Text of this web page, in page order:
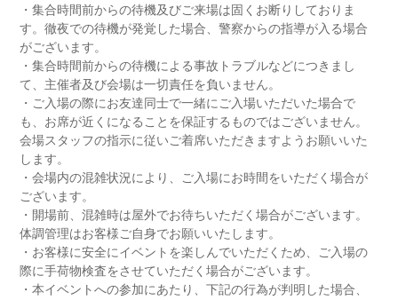
・集合時間前からの待機及びご来場は固くお断りしておりま
す。徹夜での待機が発覚した場合、警察からの指導が入る場合
がございます。
・集合時間前からの待機による事故トラブルなどにつきまし
て、主催者及び会場は一切責任を負いません。
・ご入場の際にお友達同士で一緒にご入場いただいた場合で
も、お席が近くになることを保証するものではございません。
会場スタッフの指示に従いご着席いただきますようお願いいた
します。
・会場内の混雑状況により、ご入場にお時間をいただく場合が
ございます。
・開場前、混雑時は屋外でお待ちいただく場合がございます。
体調管理はお客様ご自身でお願いいたします。
・お客様に安全にイベントを楽しんでいただくため、ご入場の
際に手荷物検査をさせていただく場合がございます。
・本イベントへの参加にあたり、下記の行為が判明した場合、